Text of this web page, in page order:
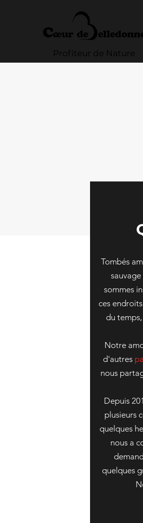
Profiteur de Nature
Tombés
sommes
ces
du
Notre
d'autres
nous
Depuis
plusieurs
quelques
nous a
quelques